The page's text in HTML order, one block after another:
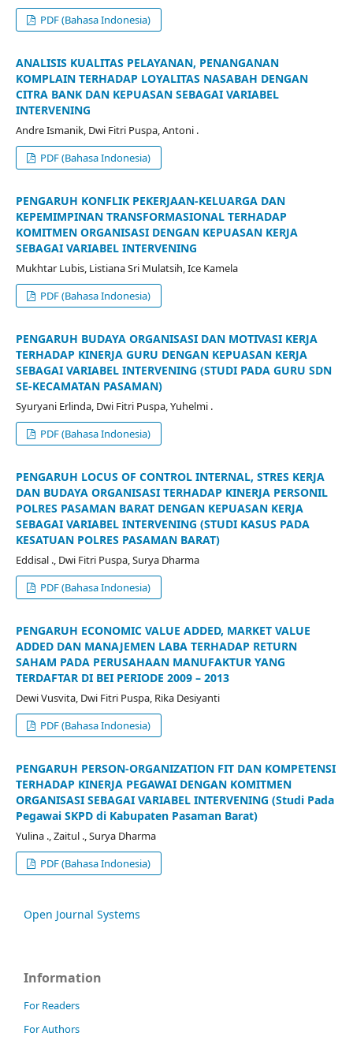
PDF (Bahasa Indonesia)
ANALISIS KUALITAS PELAYANAN, PENANGANAN
KOMPLAIN TERHADAP LOYALITAS NASABAH DENGAN
CITRA BANK DAN KEPUASAN SEBAGAI VARIABEL
INTERVENING
Andre Ismanik, Dwi Fitri Puspa, Antoni .
PDF (Bahasa Indonesia)
PENGARUH KONFLIK PEKERJAAN-KELUARGA DAN
KEPEMIMPINAN TRANSFORMASIONAL TERHADAP
KOMITMEN ORGANISASI DENGAN KEPUASAN KERJA
SEBAGAI VARIABEL INTERVENING
Mukhtar Lubis, Listiana Sri Mulatsih, Ice Kamela
PDF (Bahasa Indonesia)
PENGARUH BUDAYA ORGANISASI DAN MOTIVASI KERJA
TERHADAP KINERJA GURU DENGAN KEPUASAN KERJA
SEBAGAI VARIABEL INTERVENING (STUDI PADA GURU SDN
SE-KECAMATAN PASAMAN)
Syuryani Erlinda, Dwi Fitri Puspa, Yuhelmi .
PDF (Bahasa Indonesia)
PENGARUH LOCUS OF CONTROL INTERNAL, STRES KERJA
DAN BUDAYA ORGANISASI TERHADAP KINERJA PERSONIL
POLRES PASAMAN BARAT DENGAN KEPUASAN KERJA
SEBAGAI VARIABEL INTERVENING (STUDI KASUS PADA
KESATUAN POLRES PASAMAN BARAT)
Eddisal ., Dwi Fitri Puspa, Surya Dharma
PDF (Bahasa Indonesia)
PENGARUH ECONOMIC VALUE ADDED, MARKET VALUE
ADDED DAN MANAJEMEN LABA TERHADAP RETURN
SAHAM PADA PERUSAHAAN MANUFAKTUR YANG
TERDAFTAR DI BEI PERIODE 2009 – 2013
Dewi Vusvita, Dwi Fitri Puspa, Rika Desiyanti
PDF (Bahasa Indonesia)
PENGARUH PERSON-ORGANIZATION FIT DAN KOMPETENSI
TERHADAP KINERJA PEGAWAI DENGAN KOMITMEN
ORGANISASI SEBAGAI VARIABEL INTERVENING (Studi Pada
Pegawai SKPD di Kabupaten Pasaman Barat)
Yulina ., Zaitul ., Surya Dharma
PDF (Bahasa Indonesia)
Open Journal Systems
Information
For Readers
For Authors